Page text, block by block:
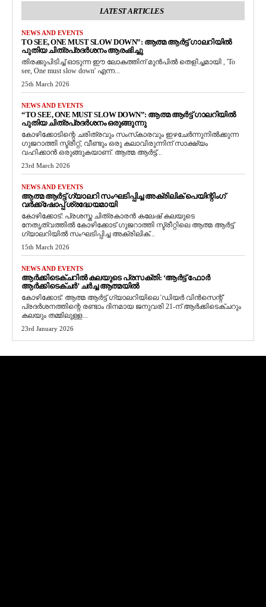
LATEST ARTICLES
NEWS AND EVENTS
TO SEE, ONE MUST SLOW DOWN”: ആത്മ ആർട്ട് ഗാലറിയിൽ
പുതിയ ചിത്രപ്രദർശനം ആരംഭിച്ചു
തിരക്കുപിടിച്ച് ഓടുന്ന ഈ ലോകത്തിന് മുൻപിൽ തെളിച്ചമായി , 'To
see, One must slow down' എന്ന...
25th March 2026
NEWS AND EVENTS
“TO SEE, ONE MUST SLOW DOWN”: ആത്മ ആർട്ട് ഗാലറിയിൽ
പുതിയ ചിത്രപ്രദർശനം ഒരുങ്ങുന്നു
കോഴിക്കോടിന്റെ ചരിത്രവും സംസ്‌കാരവും ഇഴചേർന്നുനിൽക്കുന്ന
ഗുജറാത്തി സ്ട്രീറ്റ്, വീണ്ടും ഒരു കലാവിരുന്നിന് സാക്ഷ്യം
വഹിക്കാൻ ഒരുങ്ങുകയാണ്. ആത്മ ആർട്ട്...
23rd March 2026
NEWS AND EVENTS
ആത്മ ആർട്ട് ഗ്യാലറി സംഘടിപ്പിച്ച അക്രിലിക് പെയിന്റിംഗ്
വർക്ക്‌ഷോപ്പ് ശ്രദ്ധേയമായി
കോഴിക്കോട്: പ്രശസ്ത ചിത്രകാരൻ കലേഷ് കലയുടെ
നേതൃത്വത്തിൽ കോഴിക്കോട് ഗുജറാത്തി സ്ട്രീറ്റിലെ ആത്മ ആർട്ട്
ഗ്യാലറിയിൽ സംഘടിപ്പിച്ച അക്രിലിക്...
15th March 2026
NEWS AND EVENTS
ആർക്കിടെക്ചറിൽ കലയുടെ പ്രസക്തി: ‘ആർട്ട് ഫോർ
ആർക്കിടെക്ചർ’ ചർച്ച ആത്മയിൽ
​കോഴിക്കോട്: ആത്മ ആർട്ട് ഗ്യാലറിയിലെ 'ഡിയർ വിൻസെന്റ്'
പ്രദർശനത്തിന്റെ രണ്ടാം ദിനമായ ജനുവരി 21-ന് ആർക്കിടെക്ചറും
കലയും തമ്മിലുള്ള...
23rd January 2026